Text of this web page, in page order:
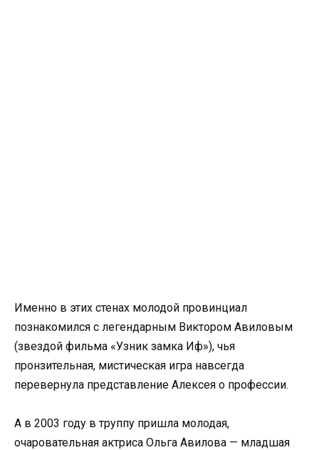
Именно в этих стенах молодой провинциал
познакомился с легендарным Виктором Авиловым
(звездой фильма «Узник замка Иф»), чья
пронзительная, мистическая игра навсегда
перевернула представление Алексея о профессии.
А в 2003 году в труппу пришла молодая,
очаровательная актриса Ольга Авилова — младшая